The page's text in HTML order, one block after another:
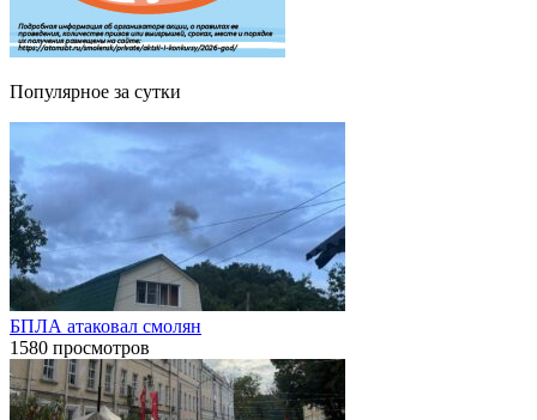
Популярное за сутки
БПЛА атаковал смолян
1580 просмотров